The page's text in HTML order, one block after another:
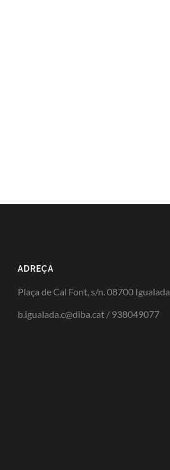
ADREÇA
Plaça de Cal Font, s/n. 08700 Igualada
b.igualada.c@diba.cat / 938049077